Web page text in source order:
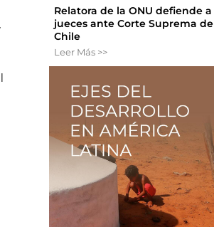
Relatora de la ONU defiende a
jueces ante Corte Suprema de
Chile
Leer Más >>